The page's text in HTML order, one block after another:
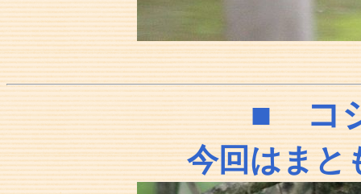
■ コ
今回はまと